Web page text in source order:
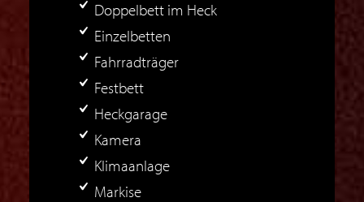
Doppelbett im Heck
Einzelbetten
Fahrradträger
Festbett
Heckgarage
Kamera
Klimaanlage
Markise